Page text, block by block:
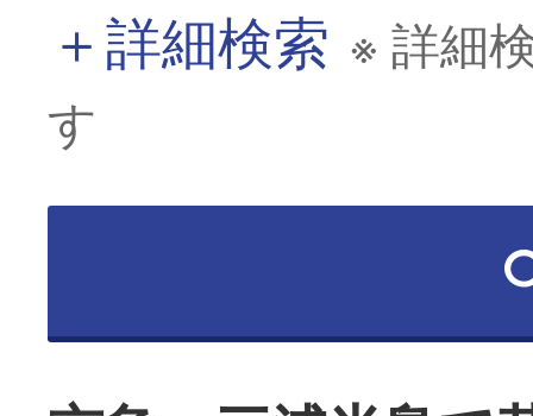
＋詳細検索 ※ 詳細
す